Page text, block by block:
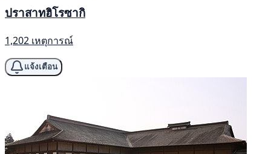
ปราสาทฮิโรซากิ
1,202 เหตุการณ์
แจ้งเตือน